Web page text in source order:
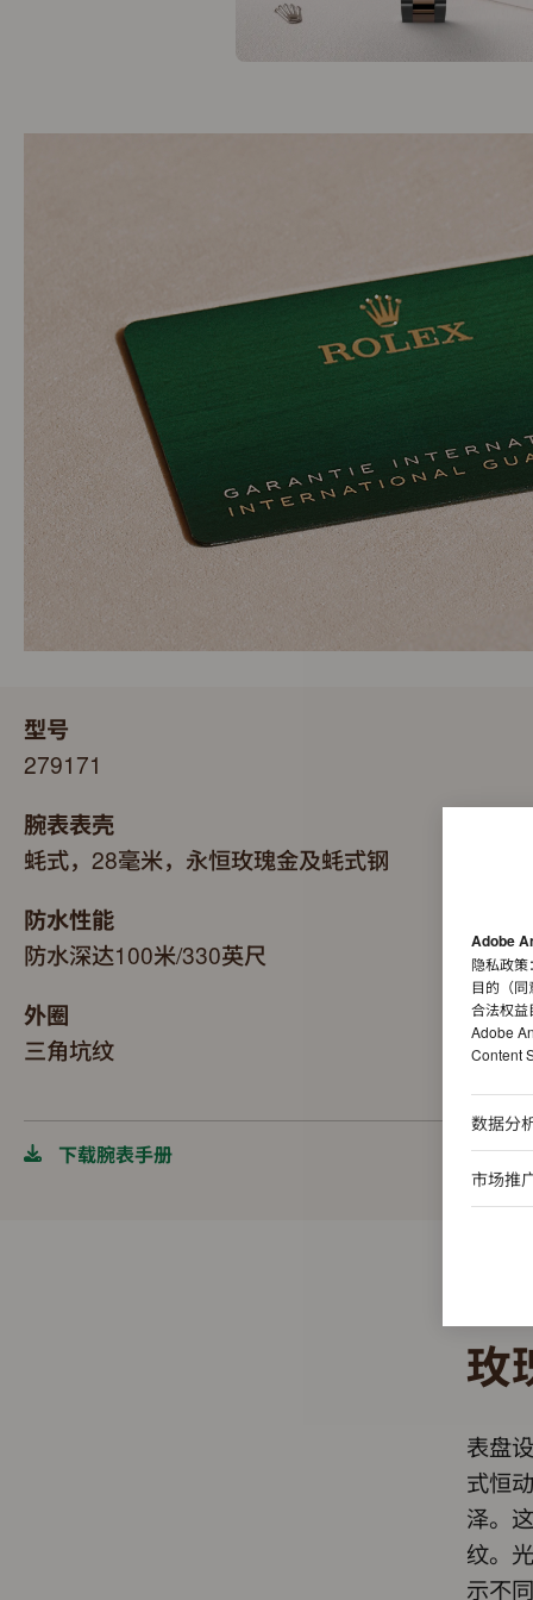
型号
279171
腕表表壳
蚝式，28毫米，永恒玫瑰金及蚝式钢
防水性能
防水深达100米/330英尺
外圈
三角坑纹
下载腕表手册
玫
表盘
式恒
泽。
纹。
示不
Adobe
隐私政策
目的（同
合法权益
Adobe
Content
数据分
市场推